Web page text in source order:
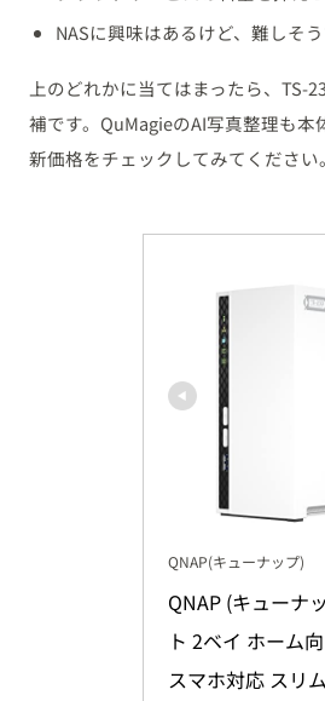
NASに興味はあるけど、難しそ
上のどれかに当てはまったら、TS-
補です。QuMagieのAI写真整理も
新価格をチェックしてみてください。
QNAP(キューナップ)
QNAP (キューナ
ト 2ベイ ホーム
スマホ対応 スリ